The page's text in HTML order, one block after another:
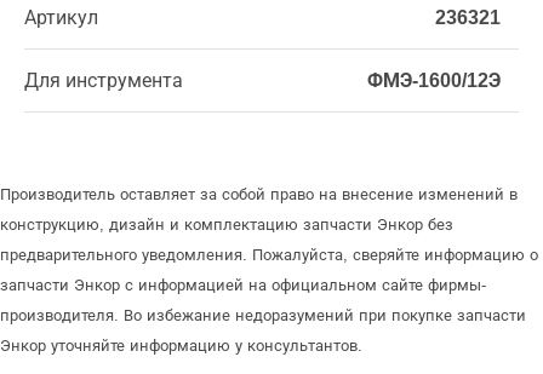
Артикул 236321
Для инструмента ФМЭ-1600/12Э
Производитель оставляет за собой право на внесение изменений в
конструкцию, дизайн и комплектацию запчасти Энкор без
предварительного уведомления. Пожалуйста, сверяйте информацию о
запчасти Энкор с информацией на официальном сайте фирмы-
производителя. Во избежание недоразумений при покупке запчасти
Энкор уточняйте информацию у консультантов.